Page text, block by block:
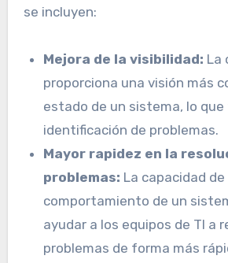
se incluyen:
Mejora de la visibilidad: La
proporciona una visión más
estado de un sistema, lo
identificación de problemas.
Mayor rapidez en la
problemas: La capacidad
comportamiento de un
ayudar a los equipos de TI a
problemas de forma más